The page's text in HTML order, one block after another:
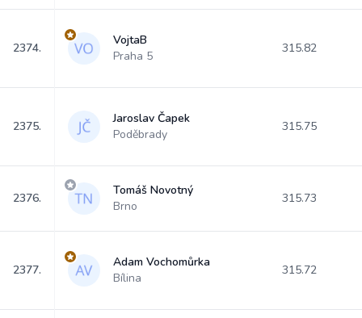
2374.
VojtaB
Praha 5
315.82
2375.
Jaroslav Čapek
Poděbrady
315.75
2376.
Tomáš Novotný
Brno
315.73
2377.
Adam Vochomůrka
Bílina
315.72